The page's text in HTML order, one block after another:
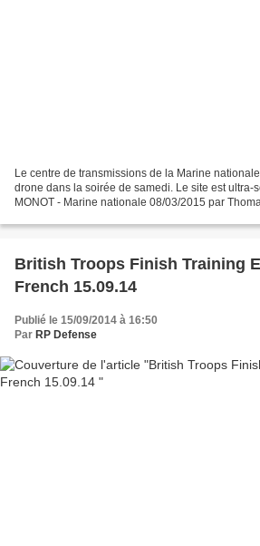
Le centre de transmissions de la Marine
drone dans la soirée de samedi. Le site est ultra-
MONOT - Marine nationale 08/03/2015 par
British Troops Finish Training
French 15.09.14
Publié le 15/09/2014 à 16:50
Par RP Defense